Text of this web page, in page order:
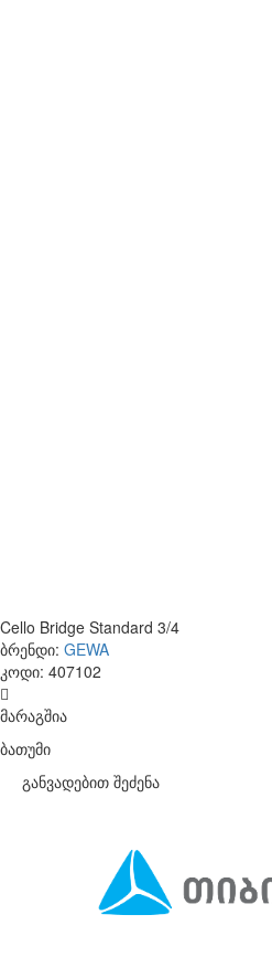
Cello Bridge Standard 3/4
ბრენდი: GEWA
კოდი: 407102
მარაგშია
ბათუმი
განვადებით შეძენა